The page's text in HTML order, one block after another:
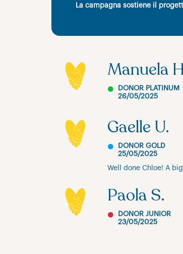
La campagna sostiene il
Manuela
DONOR PLATINUM
26/05/2025
Gaelle U.
DONOR GOLD
25/05/2025
Well done Chloe! A
Paola S.
DONOR JUNIOR
23/05/2025